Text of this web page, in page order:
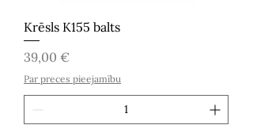
Krēsls K155 balts
Cena
39,00 €
Par preces pieejamību